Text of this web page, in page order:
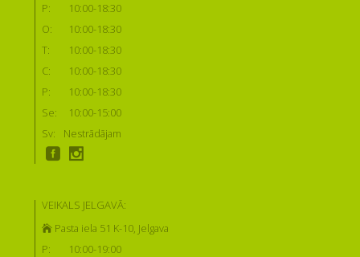
P:
10:00-18:30
O:
10:00-18:30
T:
10:00-18:30
C:
10:00-18:30
P:
10:00-18:30
Se:
10:00-15:00
Sv:
Nestrādājam
VEIKALS JELGAVĀ:
Pasta iela 51 K-10, Jelgava
P:
10:00-19:00